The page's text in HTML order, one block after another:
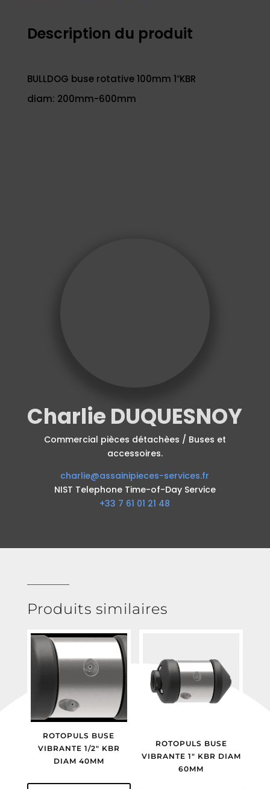
Description du produit
BULLDOG buse rotative 100mm 1″KBR
diam: 200mm-600mm
Charlie DUQUESNOY
Commercial pièces détachèes / Buses et
accessoires.
charlie@assainipieces-services.fr
NIST Telephone Time-of-Day Service
+33 7 61 01 21 48
Produits similaires
ROTOPULS BUSE
VIBRANTE 1/2″ KBR
DIAM 40MM
ROTOPULS BUSE
VIBRANTE 1″ KBR DIAM
60MM